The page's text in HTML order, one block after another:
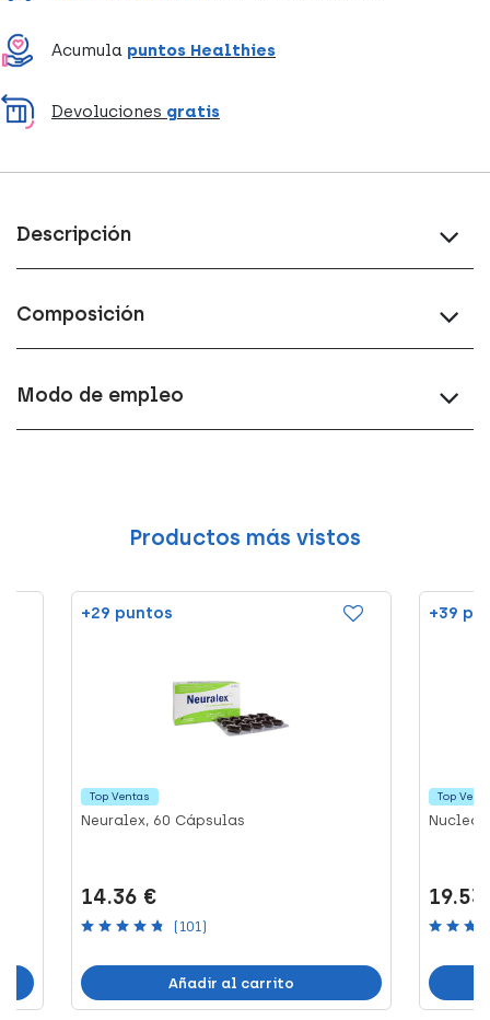
Acumula puntos Healthies
Devoluciones gratis
Descripción
Composición
Modo de empleo
Productos más vistos
+29 puntos
Top Ventas
Neuralex, 60 Cápsulas
14.36 €
(101)
Añadir al carrito
+39
Top
19.53